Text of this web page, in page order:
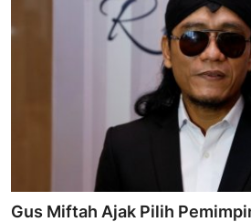
Gus Miftah Ajak Pilih